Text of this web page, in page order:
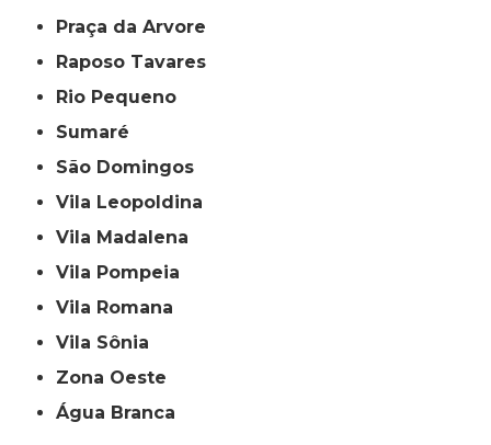
Praça da Arvore
Raposo Tavares
Rio Pequeno
Sumaré
São Domingos
Vila Leopoldina
Vila Madalena
Vila Pompeia
Vila Romana
Vila Sônia
Zona Oeste
Água Branca